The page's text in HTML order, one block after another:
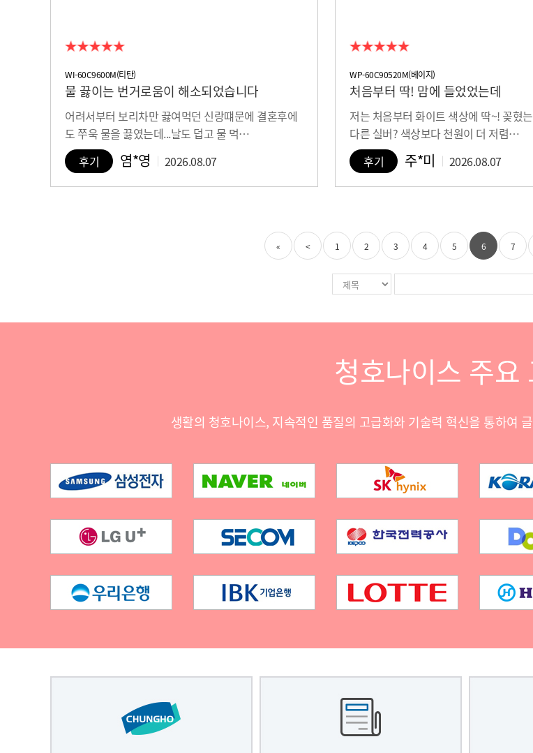
WI-60C9600M(티탄)
물 끓이는 번거로움이 해소되었습니다
어려서부터 보리차만 끓여먹던 신랑떄문에 결혼후에
도 쭈욱 물을 끓였는데...날도 덥고 물 먹…
후기
염*영 2026.08.07
WP-60C90520M(베이지)
처음부터 딱! 맘에 들었었는데
저는 처음부터 화이트 색상에 딱~! 꽂혔
다른 실버? 색상보다 천원이 더 저렴…
후기
주*미 2026.08.07
« < 1 2 3 4 5 6 7
청호나이스 주요
생활의 청호나이스, 지속적인 품질의 고급화와 기술력 혁신을 통하여